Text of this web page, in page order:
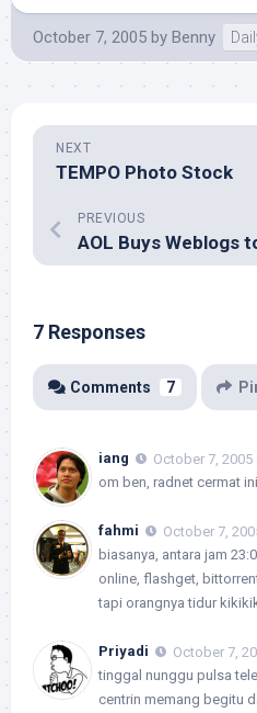
October 7, 2005 by Benny
NEXT
TEMPO Photo Stock
PREVIOUS
7 Responses
Comments 7
iang
October 7, 2005
om ben, radnet cermat
fahmi
October 7,
biasanya, antara jam
online, flashget,
tapi orangnya tidur
Priyadi
October 7,
tinggal nunggu pulsa
centrin memang begitu